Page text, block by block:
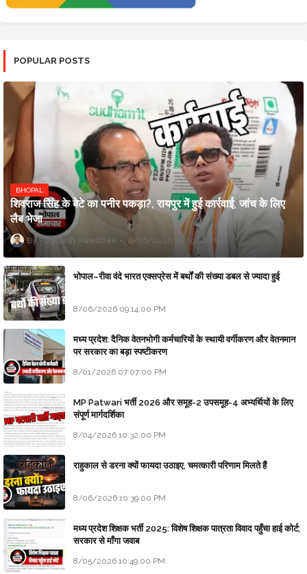
POPULAR POSTS
BHOPAL
शिवराज सिंह के बेटे का पनीर पकड़ा?, रायपुर में हुई कार्रवाई, जांच के लिए
लैब भेजा
Updesh Awasthee 8/06/2026 10:09:00 PM
भोपाल–रीवा वंदे भारत एक्सप्रेस में बर्थों की संख्या डबल से ज्यादा हुई
8/06/2026 09:14:00 PM
मध्य प्रदेश: दैनिक वेतनभोगी कर्मचारियों के स्थायी वर्गीकरण और वेतनमान
पर सरकार का बड़ा स्पष्टीकरण
8/01/2026 07:07:00 PM
MP Patwari भर्ती 2026 और समूह-2 उपसमूह-4 अभ्यर्थियों के लिए
संपूर्ण मार्गदर्शिका
8/04/2026 10:32:00 PM
राहुकाल से डरना क्यों फायदा उठाइए, चमत्कारी परिणाम मिलते हैं
8/06/2026 10:39:00 PM
मध्य प्रदेश शिक्षक भर्ती 2025: विशेष शिक्षक पात्रता विवाद पहुँचा हाई कोर्ट;
सरकार से माँगा जवाब
8/05/2026 10:49:00 PM